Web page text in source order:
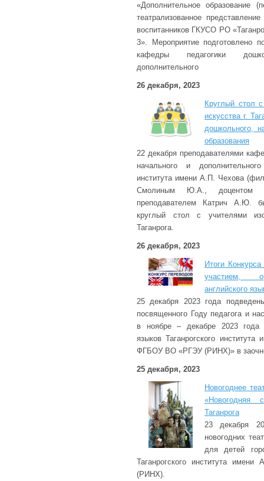
«Дополнительное образование
театрализованное
воспитанников ГКУСО РО
3». Мероприятие подготовлено
кафедры педагогики
дополнительного
26 декабря, 2023
Круглый стол с
искусства г.
дошкольного,
образования
22 декабря преподавателями
начального и дополнительного
института имени А.П. Чехова
Смолиным Ю.А., доцентом
преподавателем Катрич А.Ю.
круглый стол с учителями
Таганрога.
26 декабря, 2023
Итоги
участием,
английского
25 декабря 2023 года
посвященного Году педагога и
в ноябре – декабре 2023 года
языков Таганрогского
ФГБОУ ВО «РГЭУ (РИНХ)» в
25 декабря, 2023
Новогоднее
«Новогодняя
Таганрога
23 декабря
новогодних
для детей
Таганрогского института
(РИНХ).